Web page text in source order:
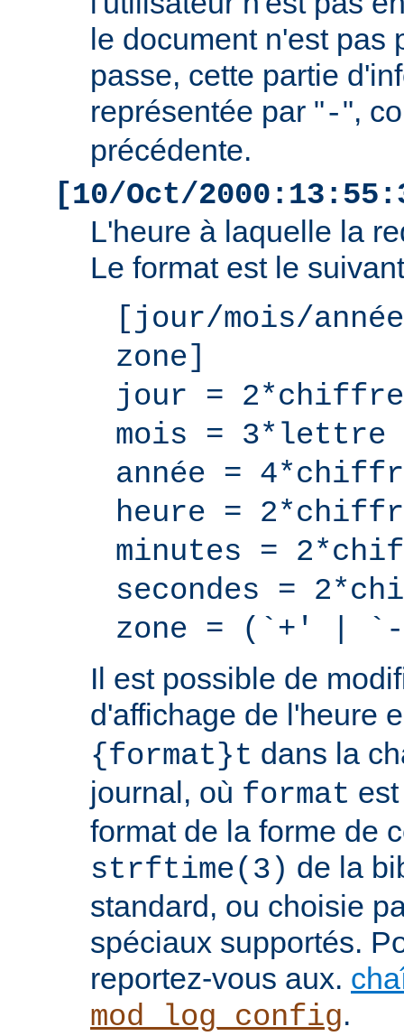
le document n'est pas
passe, cette partie
représentée par "-",
précédente.
[10/Oct/
L'heure à laquelle la
Le format est le
[jour/mois/
zone]
jour = 2*chiffre
mois = 3*lettre
année =
heure =
minutes =
secondes =
zone = (`+' |
Il est possible de
d'affichage de l'heure
{format}t dans la
journal, où format
format de la forme de
strftime(3) de la
standard, ou choisie
spéciaux supportés.
reportez-vous aux.
mod_log_config.